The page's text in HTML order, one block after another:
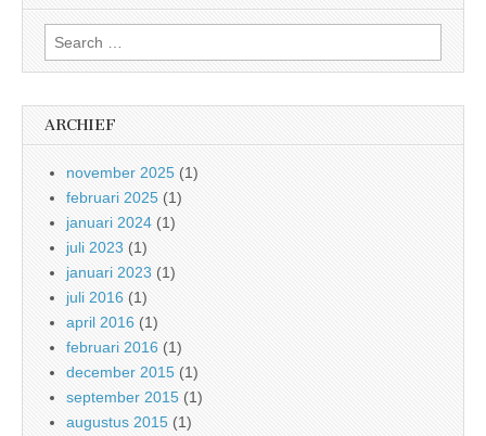
Search
for:
ARCHIEF
november 2025 (1)
februari 2025 (1)
januari 2024 (1)
juli 2023 (1)
januari 2023 (1)
juli 2016 (1)
april 2016 (1)
februari 2016 (1)
december 2015 (1)
september 2015 (1)
augustus 2015 (1)